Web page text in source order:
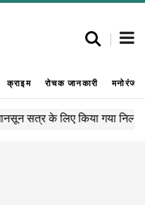
क्राइम रोचक जानकारी मनोरंजन